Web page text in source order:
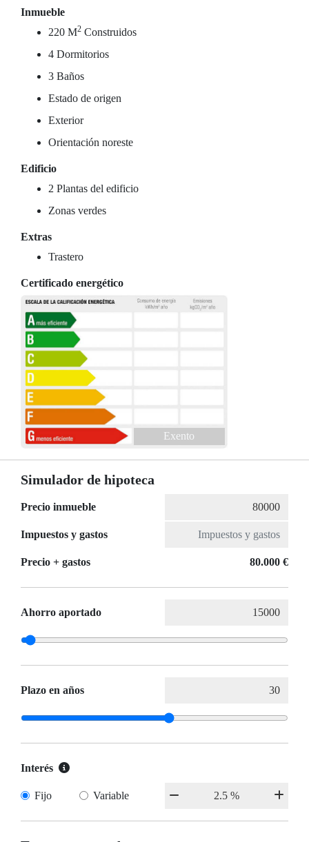
Inmueble
220 M2 Construidos
4 Dormitorios
3 Baños
Estado de origen
Exterior
Orientación noreste
Edificio
2 Plantas del edificio
Zonas verdes
Extras
Trastero
Certificado energético
Exento
Simulador de hipoteca
Precio inmueble
Impuestos y gastos
Precio + gastos 80.000 €
Ahorro aportado
Plazo en años
Interés
Fijo Variable